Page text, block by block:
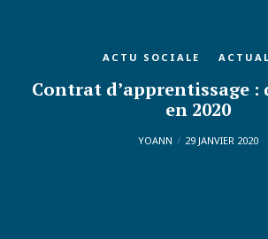
ACTU SOCIALE
Contrat d’apprentissage :
en 2020
YOANN 29 JANVIER 2020